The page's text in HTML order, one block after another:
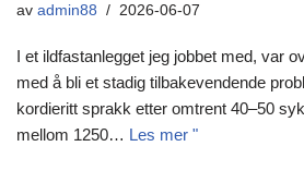
av admin88 2026-06-07
I et ildfastanlegget jeg jobbet med, var
med å bli et stadig tilbakevendende
kordieritt sprakk etter omtrent 40–50
mellom 1250… Les mer "